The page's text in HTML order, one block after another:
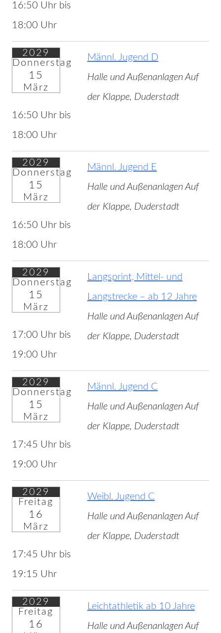
16:50 Uhr bis
18:00 Uhr
2029
Donnerstag
15
März
16:50 Uhr bis
18:00 Uhr
Männl. Jugend D
Halle und Außenanlagen Auf
der Klappe, Duderstadt
2029
Donnerstag
15
März
16:50 Uhr bis
18:00 Uhr
Männl. Jugend E
Halle und Außenanlagen Auf
der Klappe, Duderstadt
2029
Donnerstag
15
März
17:00 Uhr bis
19:00 Uhr
Langsprint, Mittel- und
Langstrecke – ab 12 Jahre
Halle und Außenanlagen Auf
der Klappe, Duderstadt
2029
Donnerstag
15
März
17:45 Uhr bis
19:00 Uhr
Männl. Jugend C
Halle und Außenanlagen Auf
der Klappe, Duderstadt
2029
Freitag
16
März
17:45 Uhr bis
19:15 Uhr
Weibl. Jugend C
Halle und Außenanlagen Auf
der Klappe, Duderstadt
2029
Freitag
16
Leichtathletik ab 10 Jahre
Halle und Außenanlagen Auf